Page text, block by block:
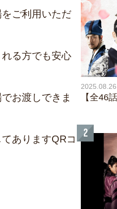
ご利用いただ
る方でも安心
お渡しできま
ありますQRコ
2025.08.26
【全46
マ『火
9月11
2